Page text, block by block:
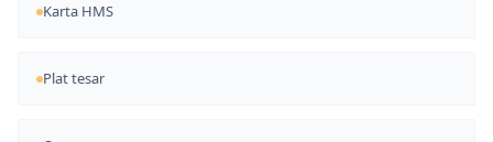
Karta HMS
Plat tesar